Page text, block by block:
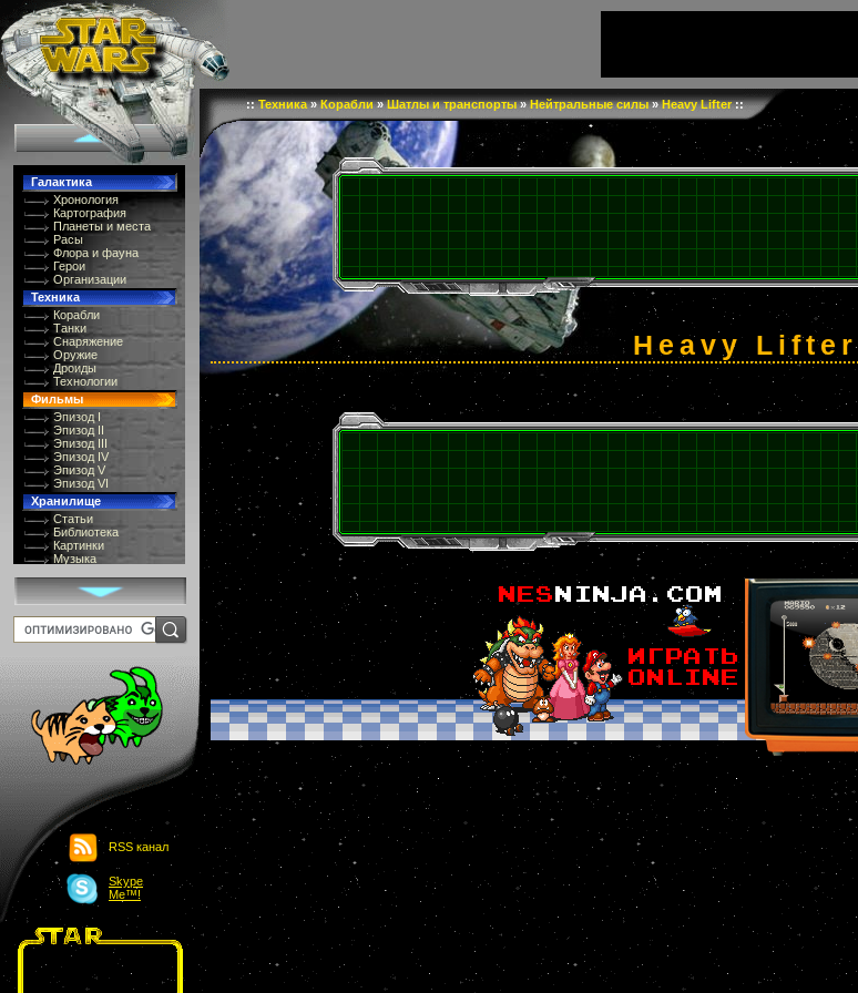
Галактика
Хронология
Картография
Планеты и места
Расы
Флора и фауна
Герои
Организации
Техника
Корабли
Танки
Снаряжение
Оружие
Дроиды
Технологии
Фильмы
Эпизод I
Эпизод II
Эпизод III
Эпизод IV
Эпизод V
Эпизод VI
Хранилище
Статьи
Библиотека
Картинки
Музыка
Терминология
Костюмы
Игры
8 bit
Юмор
Картинки-приколы
Download
Links
Обмен баннерами
О проекте
Обьявления
Чат
RSS канал
Skype
Me™!
::Техника»Корабли»Шатлы и транспорты»Нейтральные силы»Heavy Lifter::
Heavy Lifter